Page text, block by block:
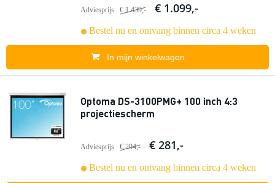
Adviesprijs € 1.439,- € 1.099,-
Bestel nu en ontvang binnen circa 4 weken
In mijn winkelwagen
Optoma DS-3100PMG+ 100 inch 4:3
projectiescherm
Adviesprijs € 294,- € 281,-
Bestel nu en ontvang binnen circa 4 weken